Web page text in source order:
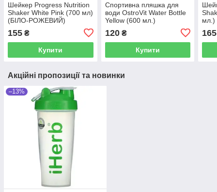
Шейкер Progress Nutrition
Shaker White Pink (700 мл)
(БІЛО-РОЖЕВИЙ)
155 ₴
Купити
Спортивна пляшка для
води OstroVit Water Bottle
Yellow (600 мл.)
120₴
Купити
мл.)
165
Акційні пропозиції та новинки
–13%